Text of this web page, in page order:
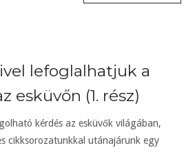
lefoglalhatjuk a
esküvőn (1. rész)
kérdés az esküvők világában,
cikksorozatunkkal utánajárunk egy